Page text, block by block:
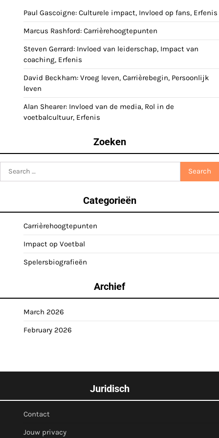
Paul Gascoigne: Culturele impact, Invloed op fans, Erfenis
Marcus Rashford: Carrièrehoogtepunten
Steven Gerrard: Invloed van leiderschap, Impact van
coaching, Erfenis
David Beckham: Vroeg leven, Carrièrebegin, Persoonlijk
leven
Alan Shearer: Invloed van de media, Rol in de
voetbalcultuur, Erfenis
Zoeken
Categorieën
Carrièrehoogtepunten
Impact op Voetbal
Spelersbiografieën
Archief
March 2026
February 2026
Juridisch
Contact
Jouw privacy